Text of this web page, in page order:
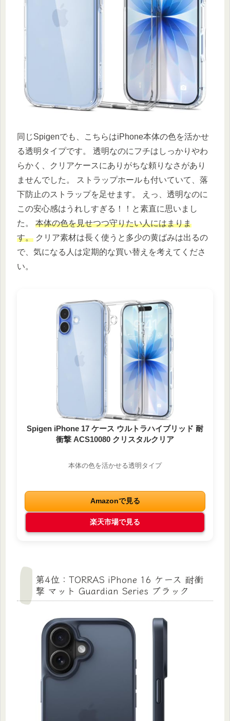
同じSpigenでも、こちらはiPhone本体の色を活かせ
る透明タイプです。 透明なのにフチはしっかりやわ
らかく、クリアケースにありがちな頼りなさがあり
ませんでした。 ストラップホールも付いていて、落
下防止のストラップを足せます。 えっ、透明なのに
この安心感はうれしすぎる！！と素直に思いまし
た。 本体の色を見せつつ守りたい人にはまりま
す。 クリア素材は長く使うと多少の黄ばみは出るの
で、気になる人は定期的な買い替えを考えてくださ
い。
Spigen iPhone 17 ケース ウルトラハイブリッド 耐
衝撃 ACS10080 クリスタルクリア
本体の色を活かせる透明タイプ
Amazonで見る
楽天市場で見る
第4位：TORRAS iPhone 16 ケース 耐衝
撃 マット Guardian Series ブラック